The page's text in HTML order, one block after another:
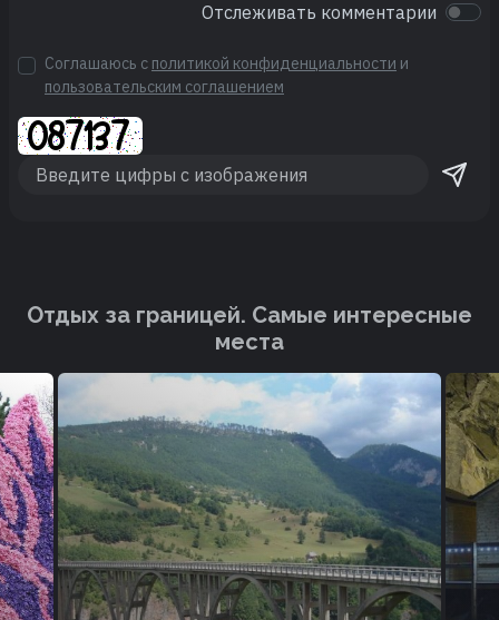
Отслеживать комментарии
Соглашаюсь с политикой конфиденциальности и
пользовательским соглашением
Отдых за границей. Cамые интересные
места